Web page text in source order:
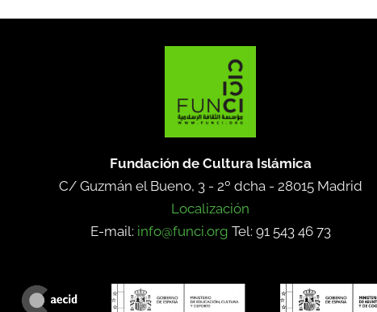
Fundación de Cultura Islámica
C/ Guzmán el Bueno, 3 - 2º dcha - 28015 Madrid
Localización
E-mail: info@funci.org Tel: 91 543 46 73